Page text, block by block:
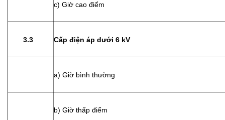
c) Giờ cao điểm
3.3 Cấp điện áp dưới 6 kV
a) Giờ bình thường
b) Giờ thấp điểm